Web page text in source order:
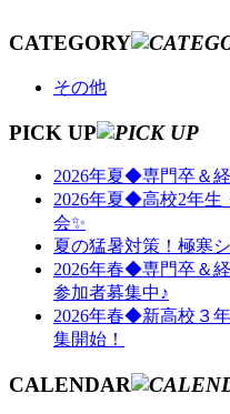
CATEGORY
その他
PICK UP
2026年夏◆専門卒＆
2026年夏◆高校2年生
会✨
夏の猛暑対策！極寒
2026年春◆専門卒＆
参加者募集中♪
2026年春◆新高校３
集開始！
CALENDAR